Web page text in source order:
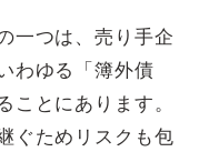
一つは、売り手企
わゆる「簿外債
ことにあります。
ぐためリスクも包